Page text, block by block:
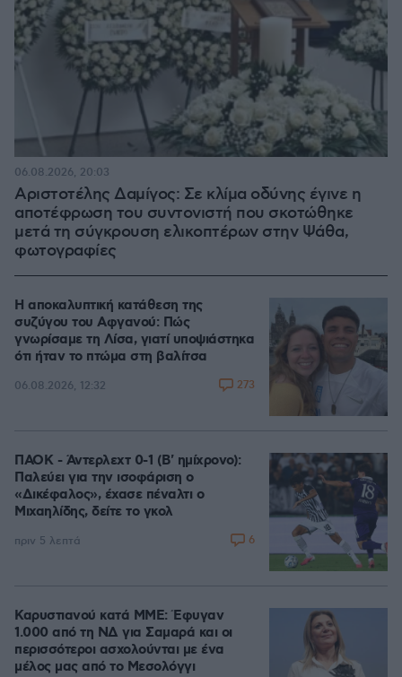
Αριστοτέλης Δαμίγος: Σε κλίμα οδύνης έγινε η
αποτέφρωση του συντονιστή που σκοτώθηκε
μετά τη σύγκρουση ελικοπτέρων στην Ψάθα,
φωτογραφίες
06.08.2026, 20:03
Η αποκαλυπτική κατάθεση της
συζύγου του Αφγανού: Πώς
γνωρίσαμε τη Λίσα, γιατί υποψιάστηκα
ότι ήταν το πτώμα στη βαλίτσα
06.08.2026, 12:32 273
ΠΑΟΚ - Άντερλεχτ 0-1 (Β' ημίχρονο):
Παλεύει για την ισοφάριση ο
«Δικέφαλος», έχασε πέναλτι ο
Μιχαηλίδης, δείτε το γκολ
πριν 5 λεπτά 6
Καρυστιανού κατά ΜΜΕ: Έφυγαν
1.000 από τη ΝΔ για Σαμαρά και οι
περισσότεροι ασχολούνται με ένα
μέλος μας από το Μεσολόγγι